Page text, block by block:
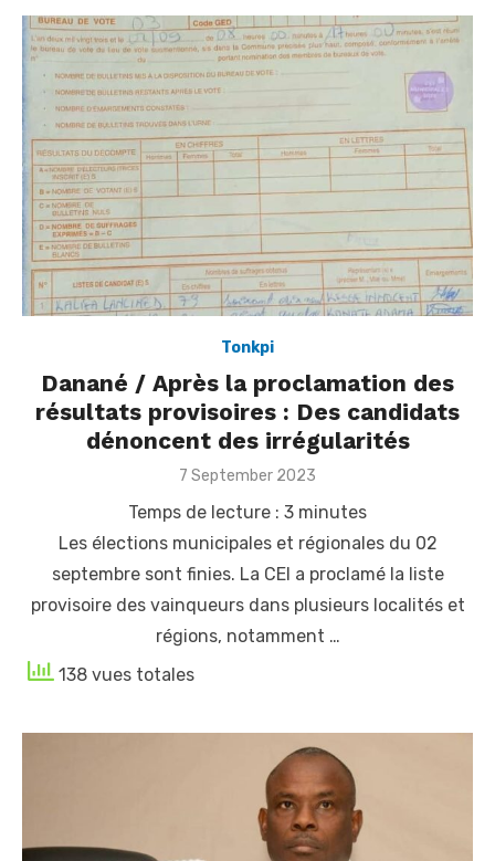
Tonkpi
Danané / Après la proclamation des
résultats provisoires : Des candidats
dénoncent des irrégularités
Posted
7 September 2023
Temps de lecture : 3 minutes
Les élections municipales et régionales du 02
septembre sont finies. La CEI a proclamé la liste
provisoire des vainqueurs dans plusieurs localités et
régions, notamment …
138 vues totales